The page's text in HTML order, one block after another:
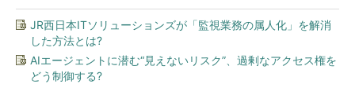
JR西日本ITソリューションズが「監視業務の属人化」を解消
した方法とは?
AIエージェントに潜む“見えないリスク”、過剰なアクセス権を
どう制御する?